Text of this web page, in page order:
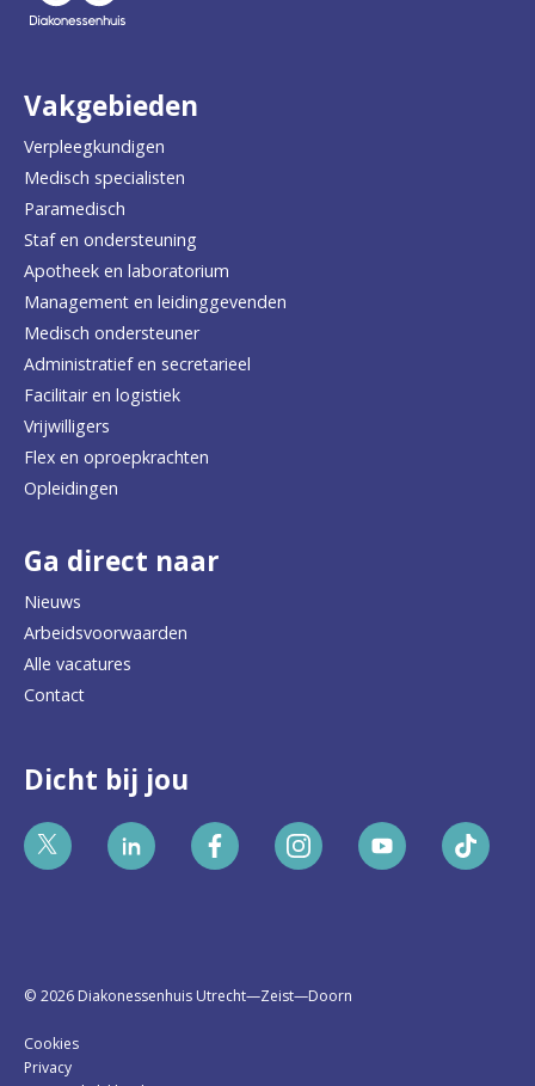
naar
homepage
Vakgebieden
Verpleegkundigen
Medisch specialisten
Paramedisch
Staf en ondersteuning
Apotheek en laboratorium
Management en leidinggevenden
Medisch ondersteuner
Administratief en secretarieel
Facilitair en logistiek
Vrijwilligers
Flex en oproepkrachten
Opleidingen
Ga direct naar
Nieuws
Arbeidsvoorwaarden
Alle vacatures
Contact
Dicht bij jou
Bekijk
profiel
Bekijk
profiel
Bekijk
profiel
Bekijk
profiel
Bekijk
Bekijk
© 2026 Diakonessenhuis Utrecht—Zeist—Doorn
Cookies
Privacy